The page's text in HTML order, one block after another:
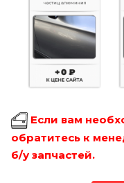
Если вам
обратитесь к
б/у запчастей.